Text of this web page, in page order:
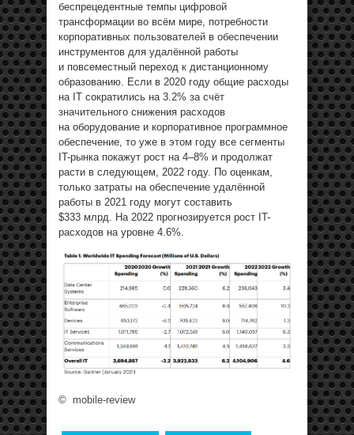
беспрецедентные темпы цифровой
трансформации во всём мире, потребности
корпоративных пользователей в обеспечении
инструментов для удалённой работы
и повсеместный переход к дистанционному
образованию. Если в 2020 году общие раcходы
на IT сократились на 3.2% за счёт
значительного снижения расходов
на оборудование и корпоративное программное
обеспечение, то уже в этом году все сегменты
IT-рынка покажут рост на 4–8% и продолжат
расти в следующем, 2022 году. По оценкам,
только затраты на обеспечение удалённой
работы в 2021 году могут составить
$333 млрд. На 2022 прогнозируется рост IT-
расходов на уровне 4.6%.
© mobile-review